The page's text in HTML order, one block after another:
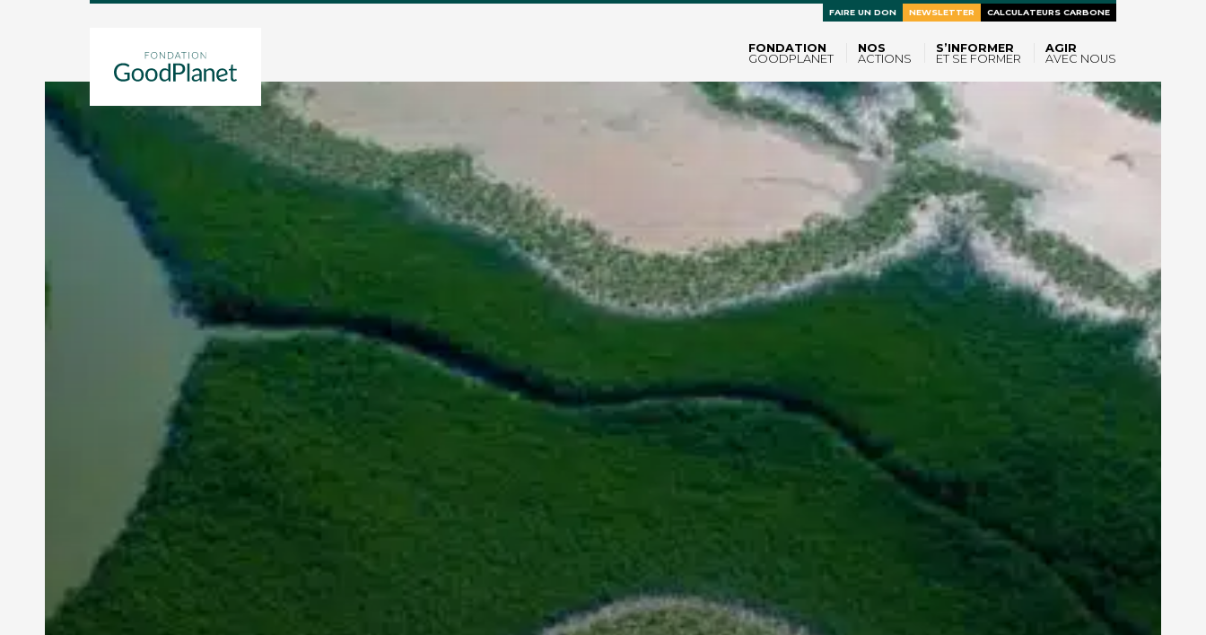
FONDATION
GOODPLANET
NOS
ACTIONS
S’INFORMER
ET SE FORMER
AGIR
AVEC NOUS
FAIRE UN DON NEWSLETTER CALCULATEURS CARBONE